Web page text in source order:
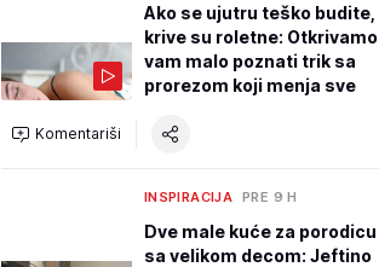
Ako se ujutru teško budite,
krive su roletne: Otkrivamo
vam malo poznati trik sa
prorezom koji menja sve
Komentariši
INSPIRACIJA PRE 9 H
Dve male kuće za porodicu
sa velikom decom: Jeftino